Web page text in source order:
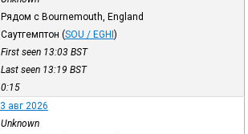
Рядом с Bournemouth, England
Саутгемптон (SOU / EGHI)
First seen 13:03 BST
Last seen 13:19 BST
0:15
3 авг 2026
Unknown